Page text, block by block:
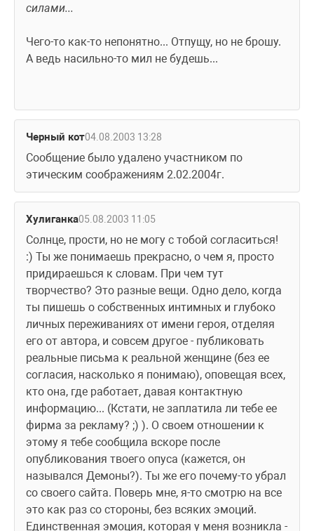
силами...
Чего-то как-то непонятно... Отпущу, но не брошу.
А ведь насильно-то мил не будешь...
Черный кот04.08.2003 13:28
Сообщение было удалено участником по
этическим соображениям 2.02.2004г.
Хулиганка05.08.2003 11:05
Солнце, прости, но не могу с тобой согласиться!
:) Ты же понимаешь прекрасно, о чем я, просто
придираешься к словам. При чем тут
творчество? Это разные вещи. Одно дело, когда
ты пишешь о собственных интимных и глубоко
личных переживаниях от имени героя, отделяя
его от автора, и совсем другое - публиковать
реальные письма к реальной женщине (без ее
согласия, насколько я понимаю), оповещая всех,
кто она, где работает, давая контактную
информацию... (Кстати, не заплатила ли тебе ее
фирма за рекламу? ;) ). О своем отношении к
этому я тебе сообщила вскоре после
опубликования твоего опуса (кажется, он
назывался Демоны?). Ты же его почему-то убрал
со своего сайта. Поверь мне, я-то смотрю на все
это как раз со стороны, без всяких эмоций.
Единственная эмоция, которая у меня возникла -